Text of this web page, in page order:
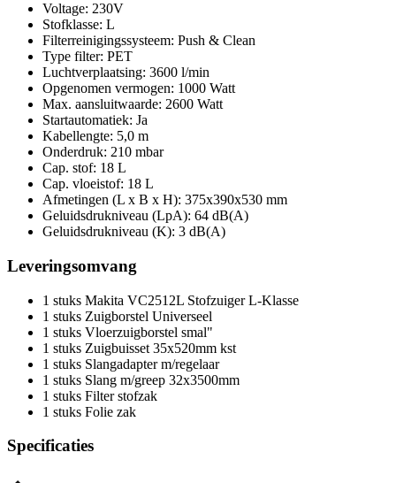
Voltage: 230V
Stofklasse: L
Filterreinigingssysteem: Push & Clean
Type filter: PET
Luchtverplaatsing: 3600 l/min
Opgenomen vermogen: 1000 Watt
Max. aansluitwaarde: 2600 Watt
Startautomatiek: Ja
Kabellengte: 5,0 m
Onderdruk: 210 mbar
Cap. stof: 18 L
Cap. vloeistof: 18 L
Afmetingen (L x B x H): 375x390x530 mm
Geluidsdrukniveau (LpA): 64 dB(A)
Geluidsdrukniveau (K): 3 dB(A)
Leveringsomvang
1 stuks Makita VC2512L Stofzuiger L-Klasse
1 stuks Zuigborstel Universeel
1 stuks Vloerzuigborstel smal"
1 stuks Zuigbuisset 35x520mm kst
1 stuks Slangadapter m/regelaar
1 stuks Slang m/greep 32x3500mm
1 stuks Filter stofzak
1 stuks Folie zak
Specificaties